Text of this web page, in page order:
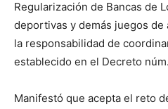
Regularización de Bancas de
deportivas y demás juegos de
la responsabilidad de
establecido en el Decreto
Manifestó que acepta el reto